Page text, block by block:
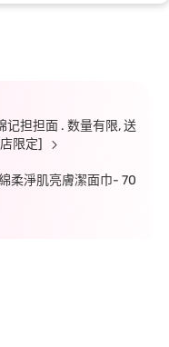
记担担面 . 数量有限, 送
限定]
柔淨肌亮膚潔面巾- 70